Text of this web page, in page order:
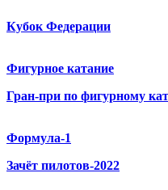
Кубок Федерации
Фигурное катание
Гран-при по фигурному
Формула-1
Зачёт пилотов-2022